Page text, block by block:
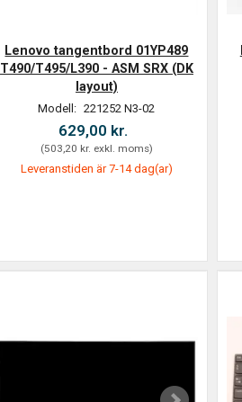
Lenovo tangentbord 01YP489
T490/T495/L390 - ASM SRX (DK
layout)
Modell: 221252 N3-02
629,00 kr.
(503,20 kr. exkl. moms)
Leveranstiden är 7-14 dag(ar)